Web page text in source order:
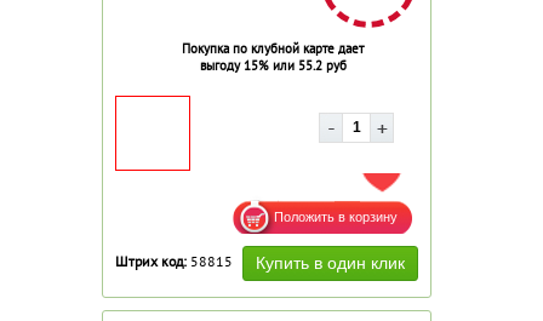
Покупка по клубной карте дает
выгоду 15% или 55.2 руб
ДОБАВИТЬ В ИЗБРАННОЕ
Штрих код: 58815